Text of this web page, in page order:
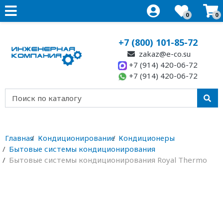
0 0
+7 (800) 101-85-72
zakaz@e-co.su
+7 (914) 420-06-72
+7 (914) 420-06-72
Главная Кондиционирование Кондиционеры
Бытовые системы кондиционирования
Бытовые системы кондиционирования Royal Thermo